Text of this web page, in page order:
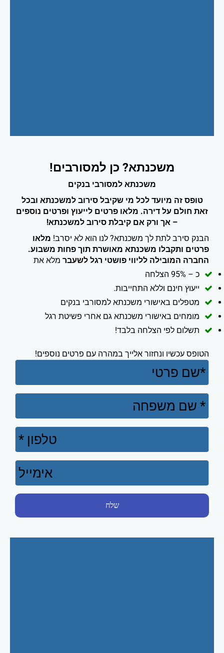
משכנתא? כן למסורבים!
משכנתא למסורבי בנקים
טופס זה מיועד לכל מי שקיבל סירוב למשכנתא ובכל
זאת חולם על דירה. מלאו פרטים לייעוץ ופרטים נוספים
– אך ורק אם קיבלת סירוב למשכנתא!
הבנק סירב לתת לך משכנתא? לנו הוא לא יסרב! מלאו
פרטים ותקבלו משכנתא מאושרת תוך פחות משבוע.
החברה המובילה לליווי פושטי רגל לשעבר
כ – 95% הצלחה
ייעוץ חינם וללא התחייבות.
מטפלים באישורי משכנתא למסורבי בנקים
מומחים באישורי משכנתא גם אחרי פשיטת רגל
תשלום לפי הצלחה בלבד!
מלא את
הטופס עכשיו ונחזור אלייך במהרה עם פרטים נוספים!